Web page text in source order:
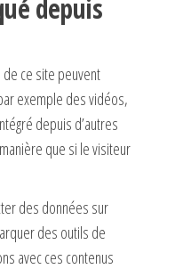
depuis
ce site peuvent
exemple des vidéos,
depuis d’autres
que si le visiteur
des données sur
des outils de
avec ces contenus